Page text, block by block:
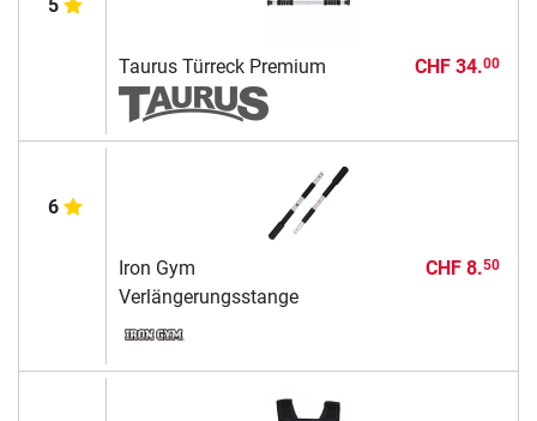
5
Taurus Türreck Premium CHF 34.00
6
Iron Gym
Verlängerungsstange
CHF 8.50